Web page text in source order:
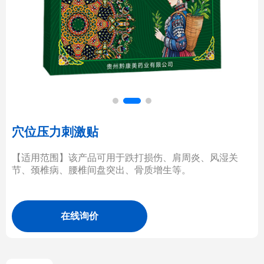
穴位压力刺激贴
【适用范围】该产品可用于跌打损伤、肩周炎、风湿关
节、颈椎病、腰椎间盘突出、骨质增生等。
在线询价